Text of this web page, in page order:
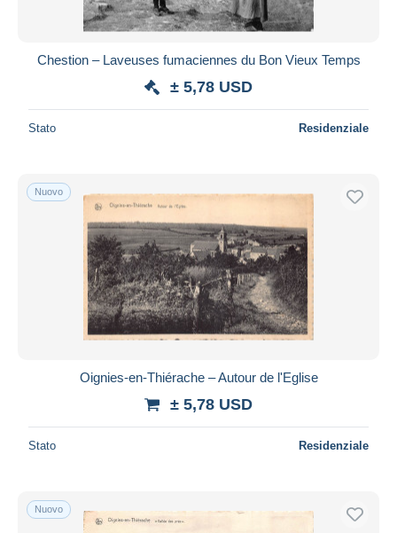
Chestion – Laveuses fumaciennes du Bon Vieux Temps
± 5,78 USD
Stato Residenziale
Nuovo
Oignies-en-Thiérache – Autour de l'Eglise
± 5,78 USD
Stato Residenziale
Nuovo